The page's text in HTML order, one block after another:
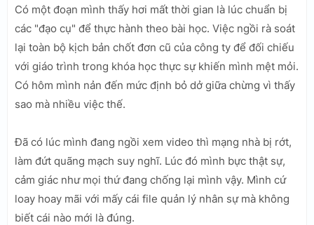
Có một đoạn mình thấy hơi mất thời gian là lúc chuẩn bị
các "đạo cụ" để thực hành theo bài học. Việc ngồi rà soát
lại toàn bộ kịch bản chốt đơn cũ của công ty để đối chiếu
với giáo trình trong khóa học thực sự khiến mình mệt mỏi.
Có hôm mình nản đến mức định bỏ dở giữa chừng vì thấy
sao mà nhiều việc thế.
Đã có lúc mình đang ngồi xem video thì mạng nhà bị rớt,
làm đứt quãng mạch suy nghĩ. Lúc đó mình bực thật sự,
cảm giác như mọi thứ đang chống lại mình vậy. Mình cứ
loay hoay mãi với mấy cái file quản lý nhân sự mà không
biết cái nào mới là đúng.